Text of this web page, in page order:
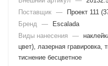
Поставщик —
Проект 111
Бренд
—
Escalada
Виды нанесения
—
цвет), лазерная гравировка,
тиснение бесцветное